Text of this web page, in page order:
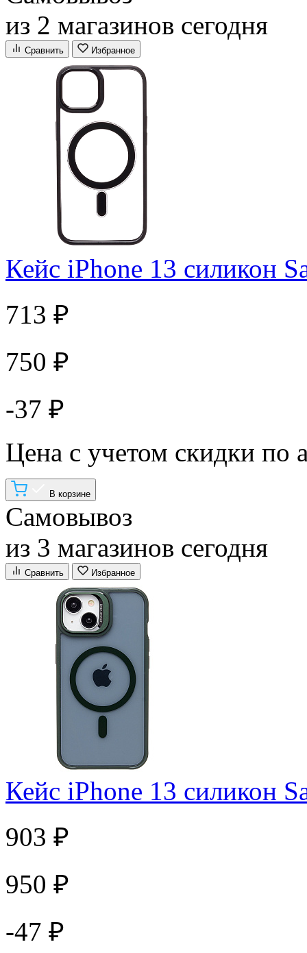
из 2 магазинов сегодня
Сравнить Избранное
Кейс iPhone 13 силикон
713 ₽
750 ₽
-37 ₽
Цена с учетом скидки по
В корзине
Самовывоз
из 3 магазинов сегодня
Сравнить Избранное
Кейс iPhone 13 силикон
903 ₽
950 ₽
-47 ₽